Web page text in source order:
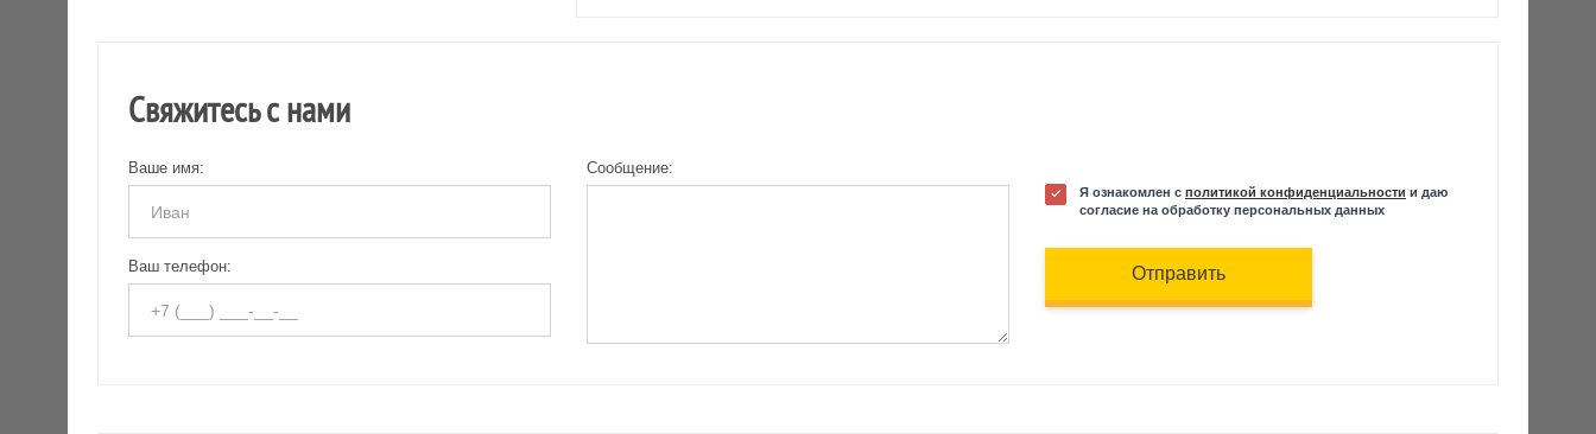
Свяжитесь с нами
Ваше имя:
Ваш телефон:
Сообщение:
Я ознакомлен с политикой конфиденциальности и даю
согласие на обработку персональных данных
Отправить